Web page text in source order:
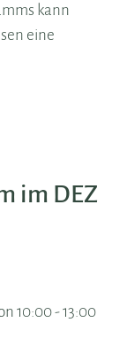
kann
eine
im DEZ
10:00 - 13:00